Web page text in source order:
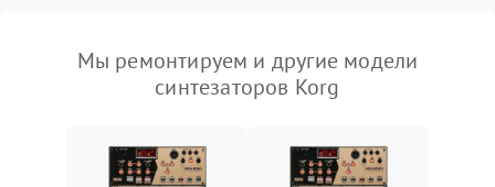
Мы ремонтируем и другие модели
синтезаторов Korg